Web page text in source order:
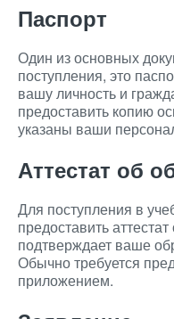
Паспорт
Один из основных
поступления, это
вашу личность и
предоставить копию
указаны ваши
Аттестат об
Для поступления в
предоставить
подтверждает ваше
Обычно требуется
приложением.